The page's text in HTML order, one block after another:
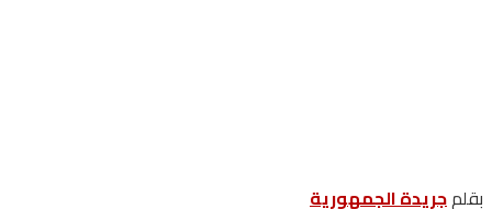
بقلمجريدة الجمهورية